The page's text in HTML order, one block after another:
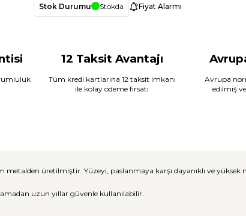
Stok Durumu Stokda Fiyat Alarmı
12 Taksit Avantajı
Tüm kredi kartlarına 12 taksit imkanı
ile kolay ödeme fırsatı
Avrupa
edilmiş
üretilmiştir. Yüzeyi, paslanmaya karşı dayanıklı ve yüksek
uzun yıllar güvenle kullanılabilir.